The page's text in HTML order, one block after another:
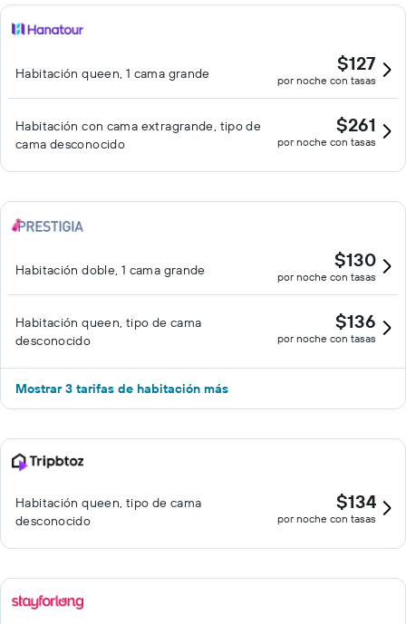
Habitación queen, 1 cama grande $127
por noche con tasas
Habitación con cama extragrande, tipo de
cama desconocido
$261
por noche con tasas
Habitación doble, 1 cama grande $130
por noche con tasas
Habitación queen, tipo de cama
desconocido
$136
por noche con tasas
Mostrar 3 tarifas de habitación más
Habitación queen, tipo de cama
desconocido
$134
por noche con tasas